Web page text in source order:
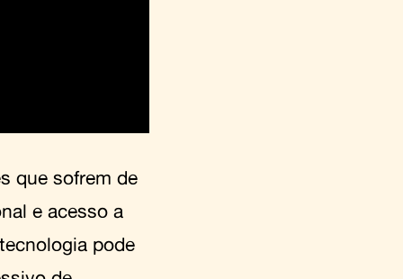
que sofrem de
e acesso a
pode